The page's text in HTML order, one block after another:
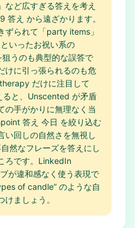
など広すぎる答えを考え
え から遠ざかります。
ずられて「party items」
いったお祝い系の
うのも典型的な誤答で
けに引っ張られるのも危
だけに注目して
ると、Unscented が矛盾
の手がかりに無理なく当
答え 今日 を絞り込む
い回しの自然さを無視し
然なフレーズを答えにし
ろです。LinkedIn
が違和感なく使う表現で
of candle” のような自
ましょう。